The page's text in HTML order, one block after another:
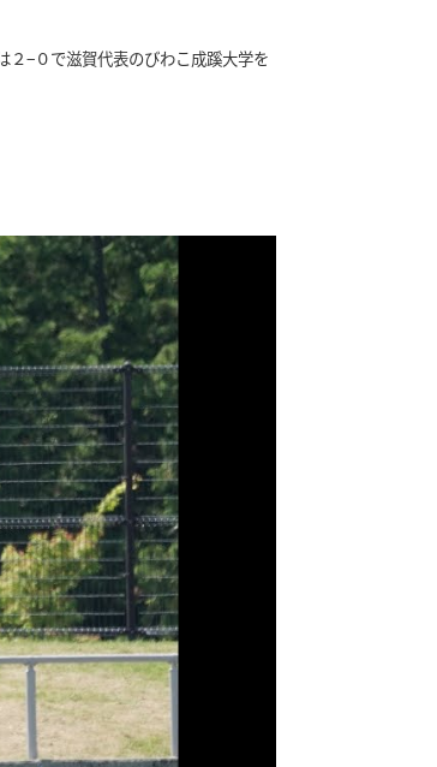
２−０で滋賀代表のびわこ成蹊大学を